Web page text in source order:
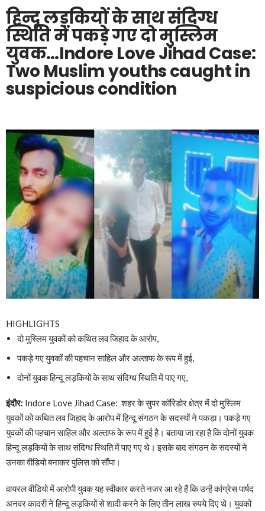
हिन्दू लड़कियों के साथ संदिग्ध
स्थिति में पकड़े गए दो मुस्लिम
युवक…Indore Love Jihad Case:
Two Muslim youths caught in
suspicious condition
HIGHLIGHTS
दो मुस्लिम युवकों को कथित लव जिहाद के आरोप,
पकड़े गए युवकों की पहचान साहिल और अल्ताफ के रूप में हुई,
दोनों युवक हिन्दू लड़कियों के साथ संदिग्ध स्थिति में पाए गए,
इंदौर: Indore Love Jihad Case: शहर के सुपर कॉरिडोर क्षेत्र में दो मुस्लिम
युवकों को कथित लव जिहाद के आरोप में हिन्दू संगठन के सदस्यों ने पकड़ा। पकड़े गए
युवकों की पहचान साहिल और अल्ताफ के रूप में हुई है। बताया जा रहा है कि दोनों युवक
हिन्दू लड़कियों के साथ संदिग्ध स्थिति में पाए गए थे। इसके बाद संगठन के सदस्यों ने
उनका वीडियो बनाकर पुलिस को सौंपा।
वायरल वीडियो में आरोपी युवक यह स्वीकार करते नजर आ रहे हैं कि उन्हें कांग्रेस पार्षद
अनवर कादरी ने हिन्दू लड़कियों से शादी करने के लिए तीन लाख रुपये दिए थे। युवकों